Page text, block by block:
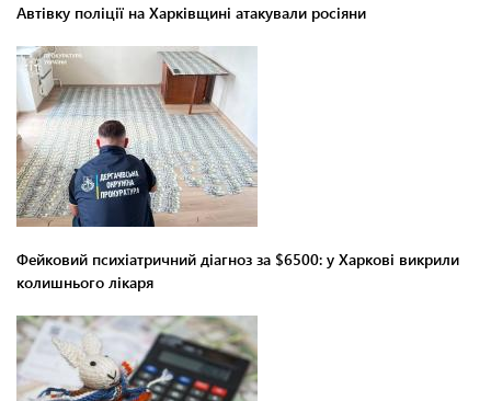
Автівку поліції на Харківщині атакували росіяни
Фейковий психіатричний діагноз за $6500: у Харкові викрили
колишнього лікаря